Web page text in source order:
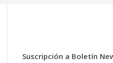
Suscripción a Boletín